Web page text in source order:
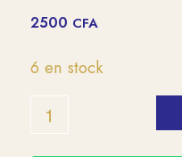
2500 CFA
6 en stock